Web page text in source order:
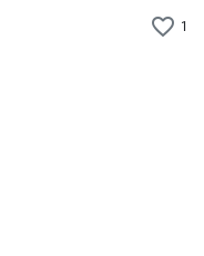
favorite_border 1